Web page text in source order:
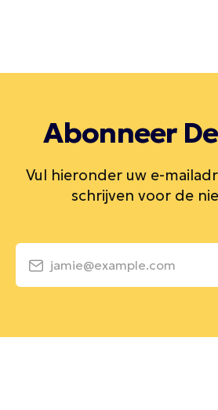
Abonneer
Vul hieronder uw e-
schrijven voor de
jamie@example.com